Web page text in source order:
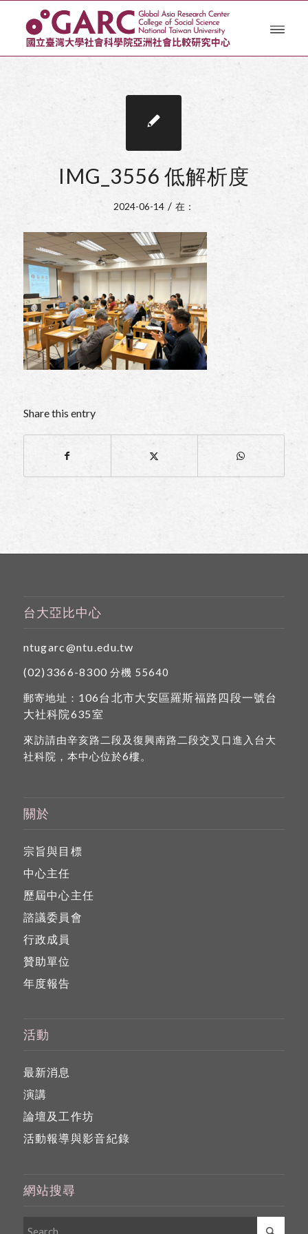
IMG_3556 低解析度
2024-06-14 / 在：
Share this entry
台大亞比中心
ntugarc@ntu.edu.tw
(02)3366-8300 分機 55640
郵寄地址： 106台北市大安區羅斯福路四段一號台
大社科院635室
來訪請由辛亥路二段及復興南路二段交叉口進入台大
社科院，本中心位於6樓。
關於
宗旨與目標
中心主任
歷屆中心主任
諮議委員會
行政成員
贊助單位
年度報告
活動
最新消息
演講
論壇及工作坊
活動報導與影音紀錄
網站搜尋